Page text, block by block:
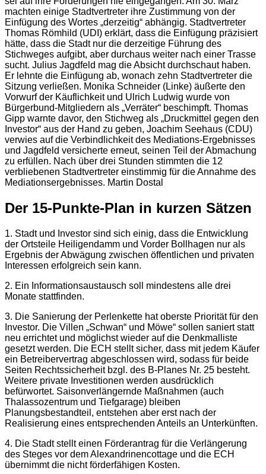
machten einige Stadtvertreter ihre Zustimmung von der
Einfügung des Wortes „derzeitig“ abhängig. Stadtvertreter
Thomas Römhild (UDI) erklärt, dass die Einfügung präzisiert
hätte, dass die Stadt nur die derzeitige Führung des
Stichweges aufgibt, aber durchaus weiter nach einer Trasse
sucht. Julius Jagdfeld mag die Absicht durchschaut haben.
Er lehnte die Einfügung ab, wonach zehn Stadtvertreter die
Sitzung verließen. Monika Schneider (Linke) äußerte den
Vorwurf der Käuflichkeit und Ulrich Ludwig wurde von
Bürgerbund-Mitgliedern als „Verräter“ beschimpft. Thomas
Gipp warnte davor, den Stichweg als „Druckmittel gegen den
Investor“ aus der Hand zu geben, Joachim Seehaus (CDU)
verwies auf die Verbindlichkeit des Mediations-Ergebnisses
und Jagdfeld versicherte erneut, seinen Teil der Abmachung
zu erfüllen. Nach über drei Stunden stimmten die 12
verbliebenen Stadtvertreter einstimmig für die Annahme des
Mediationsergebnisses. Martin Dostal
Der 15-Punkte-Plan in kurzen Sätzen
1. Stadt und Investor sind sich einig, dass die Entwicklung
der Ortsteile Heiligendamm und Vorder Bollhagen nur als
Ergebnis der Abwägung zwischen öffentlichen und privaten
Interessen erfolgreich sein kann.
2. Ein Informationsaustausch soll mindestens alle drei
Monate stattfinden.
3. Die Sanierung der Perlenkette hat oberste Priorität für den
Investor. Die Villen „Schwan“ und Möwe“ sollen saniert statt
neu errichtet und möglichst wieder auf die Denkmalliste
gesetzt werden. Die ECH stellt sicher, dass mit jedem Käufer
ein Betreibervertrag abgeschlossen wird, sodass für beide
Seiten Rechtssicherheit bzgl. des B-Planes Nr. 25 besteht.
Weitere private Investitionen werden ausdrücklich
befürwortet. Saisonverlängernde Maßnahmen (auch
Thalassozentrum und Tiefgarage) bleiben
Planungsbestandteil, entstehen aber erst nach der
Realisierung eines entsprechenden Anteils an Unterkünften.
4. Die Stadt stellt einen Förderantrag für die Verlängerung
des Steges vor dem Alexandrinencottage und die ECH
übernimmt die nicht förderfähigen Kosten.